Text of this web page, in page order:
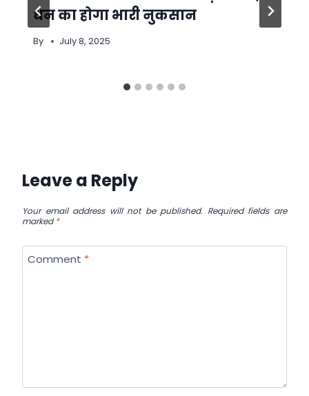
धन का होगा भारी नुकसान
By July 8, 2025
Leave a Reply
Your email address will not be published. Required fields are
marked*
Comment *